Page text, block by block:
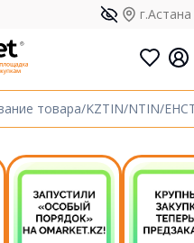
г.Астана